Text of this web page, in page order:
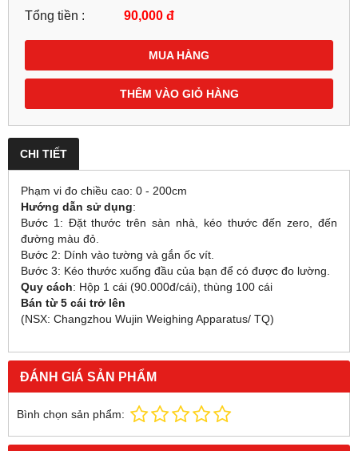
Tổng tiền : 90,000 đ
MUA HÀNG
THÊM VÀO GIỎ HÀNG
CHI TIẾT
Phạm vi đo chiều cao: 0 - 200cm
Hướng dẫn sử dụng:
Bước 1: Đặt thước trên sàn nhà, kéo thước đến zero, đến
đường màu đỏ.
Bước 2: Dính vào tường và gắn ốc vít.
Bước 3: Kéo thước xuống đầu của bạn để có được đo lường.
Quy cách: Hộp 1 cái (90.000đ/cái), thùng 100 cái
Bán từ 5 cái trở lên
(NSX: Changzhou Wujin Weighing Apparatus/ TQ)
ĐÁNH GIÁ SẢN PHẨM
Bình chọn sản phẩm: